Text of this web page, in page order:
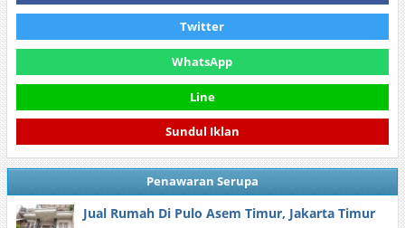
Twitter
WhatsApp
Line
Sundul Iklan
Penawaran Serupa
Jual Rumah Di Pulo Asem Timur, Jakarta Timur